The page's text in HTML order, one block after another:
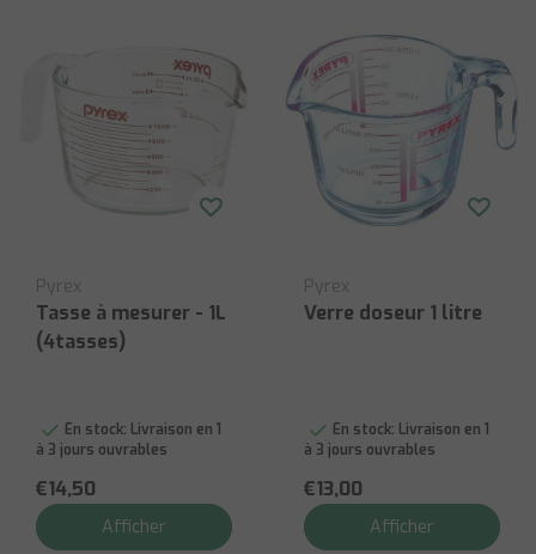
Pyrex
Tasse à mesurer - 1L
(4tasses)
En stock: Livraison en 1
à 3 jours ouvrables
€14,50
Afficher
Pyrex
Verre doseur 1 litre
En stock: Livraison en 1
à 3 jours ouvrables
€13,00
Afficher